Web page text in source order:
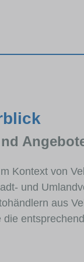
Kontext von
und
aus
die